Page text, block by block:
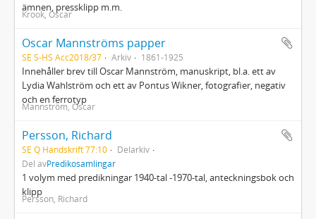
ämnen, pressklipp m.m.
Krook, Oscar
Oscar Mannströms papper
SE S-HS Acc2018/37 Arkiv 1861-1925
Innehåller brev till Oscar Mannström, manuskript, bl.a. ett av
Lydia Wahlström och ett av Pontus Wikner, fotografier, negativ
och en ferrotyp
Mannström, Oscar
Persson, Richard
SE Q Handskrift 77:10
Delarkiv
Del avPredikosamlingar
1 volym med predikningar 1940-tal -1970-tal, anteckningsbok och
klipp
Persson, Richard